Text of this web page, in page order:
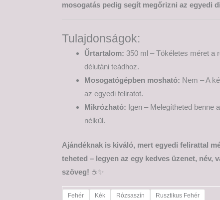
mosogatás pedig segít megőrizni az egyedi
Tulajdonságok:
Űrtartalom: 350 ml – Tökéletes méret a
délutáni teádhoz.
Mosogatógépben mosható: Nem – A
az egyedi feliratot.
Mikrózható: Igen – Melegítheted benne
nélkül.
Ajándéknak is kiváló, mert egyedi felirattal
teheted – legyen az egy kedves üzenet, név,
szöveg! ☕✨
Fehér Kék Rózsaszín Rusztikus Fehér